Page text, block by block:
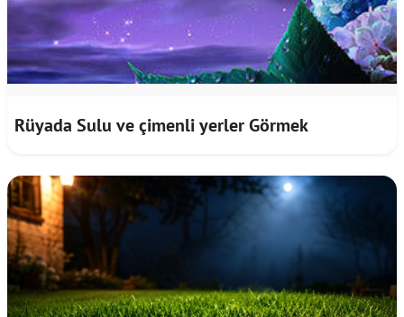
Rüyada Sulu ve çimenli yerler Görmek